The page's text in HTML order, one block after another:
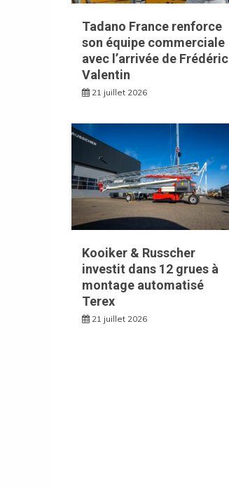
Tadano France renforce
son équipe commerciale
avec l’arrivée de Frédéric
Valentin
21 juillet 2026
Kooiker & Russcher
investit dans 12 grues à
montage automatisé
Terex
21 juillet 2026